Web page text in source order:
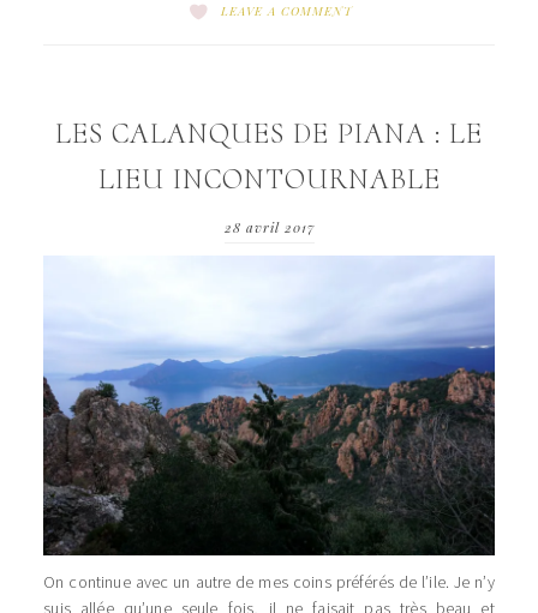
LEAVE A COMMENT
LES CALANQUES DE PIANA : LE
LIEU INCONTOURNABLE
28 avril 2017
On continue avec un autre de mes coins préférés de l’ile. Je n’y
suis allée qu’une seule fois, il ne faisait pas très beau et